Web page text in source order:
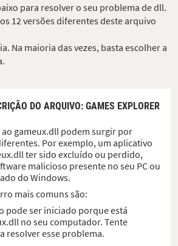
para resolver o seu problema de dll.
12 versões diferentes deste arquivo
Na maioria das vezes, basta escolher a
DO ARQUIVO: GAMES EXPLORER
gameux.dll podem surgir por
Por exemplo, um aplicativo
ter sido excluído ou perdido,
malicioso presente no seu PC ou
do Windows.
mais comuns são:
pode ser iniciado porque está
no seu computador. Tente
resolver esse problema.